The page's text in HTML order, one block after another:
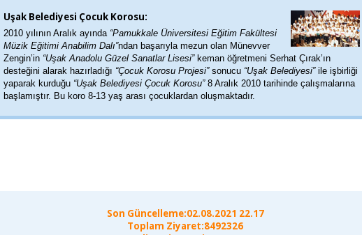
Uşak Belediyesi Çocuk Korosu:
2010 yılının Aralık ayında “Pamukkale Üniversitesi Eğitim Fakültesi
Müzik Eğitimi Anabilim Dalı”ndan başarıyla mezun olan Münevver
Zengin’in “Uşak Anadolu Güzel Sanatlar Lisesi”keman öğretmeni Serhat Çırak’ın
desteğini alarak hazırladığı “Çocuk Korosu Projesi”sonucu “Uşak Belediyesi”ile işbirliği
yaparak kurduğu “Uşak Belediyesi Çocuk Korosu” 8 Aralık 2010 tarihinde çalışmalarına
başlamıştır. Bu koro 8-13 yaş arası çocuklardan oluşmaktadır.
Son Güncelleme:02.08.2021 22.17
Toplam Ziyaret:8492326